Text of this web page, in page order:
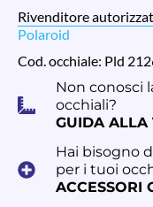
Rivenditore
Polaroid
Cod. occhiale: Pld
Non conosci
occhiali?
GUIDA ALLA
Hai bisogno
per i tuoi
ACCESSORI